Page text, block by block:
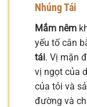
Nhúng Tái
Mắm nêm
yếu tố cân
tái. Vị mặn
vị ngọt của
của tỏi và
đường và